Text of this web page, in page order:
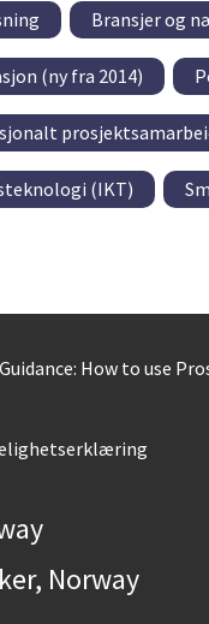
Bransjer og
(ny fra 2014)
(IKT)
Guidance: How to use
Norway